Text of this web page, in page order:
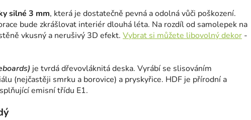
silné 3 mm, která je dostatečně pevná a odolná vůči poškození.
bude zkrášlovat interiér dlouhá léta. Na rozdíl od samolepek na
vkusný a nerušivý 3D efekt. Vybrat si můžete libovolný dekor -
je tvrdá dřevovláknitá deska. Vyrábí se slisováním
(nejčastěji smrku a borovice) a pryskyřice. HDF je přírodní a
emisní třídu E1.